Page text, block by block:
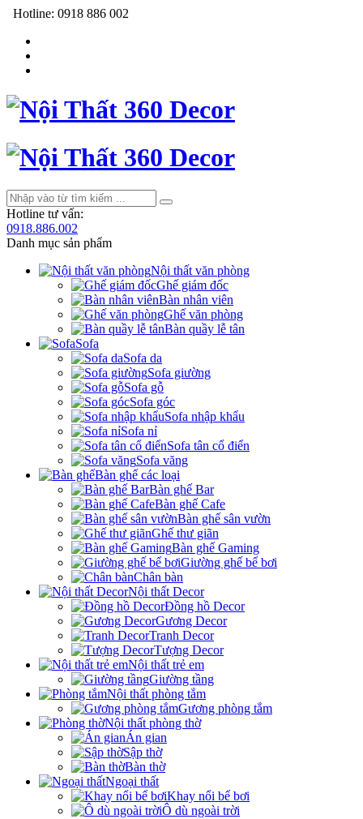
Hotline: 0918 886 002
Hotline tư vấn:
0918.886.002
Danh mục sản phẩm
Nội thất văn phòng
Ghế giám đốc
Bàn nhân viên
Ghế văn phòng
Bàn quầy lễ tân
Sofa
Sofa da
Sofa giường
Sofa gỗ
Sofa góc
Sofa nhập khẩu
Sofa nỉ
Sofa tân cổ điển
Sofa văng
Bàn ghế các loại
Bàn ghế Bar
Bàn ghế Cafe
Bàn ghế sân vườn
Ghế thư giãn
Bàn ghế Gaming
Giường ghế bể bơi
Chân bàn
Nội thất Decor
Đồng hồ Decor
Gương Decor
Tranh Decor
Tượng Decor
Nội thất trẻ em
Giường tầng
Nội thất phòng tắm
Gương phòng tắm
Nội thất phòng thờ
Án gian
Sập thờ
Bàn thờ
Ngoại thất
Khay nổi bể bơi
Ô dù ngoài trời